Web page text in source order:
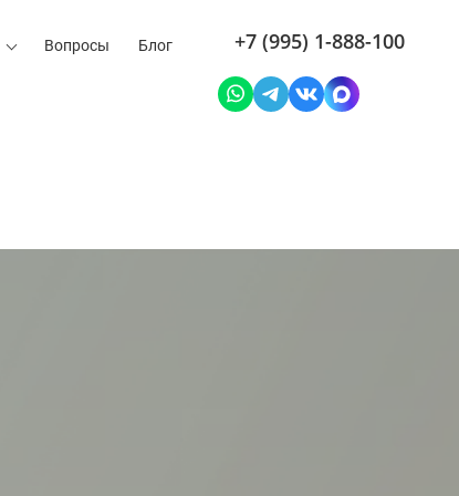
Вопросы
Блог
+7 (995) 1-888-100